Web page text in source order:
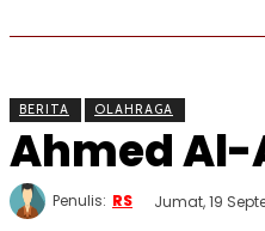
BERITA OLAHRAGA
Ahmed Al-
Penulis: RS Jumat, 19